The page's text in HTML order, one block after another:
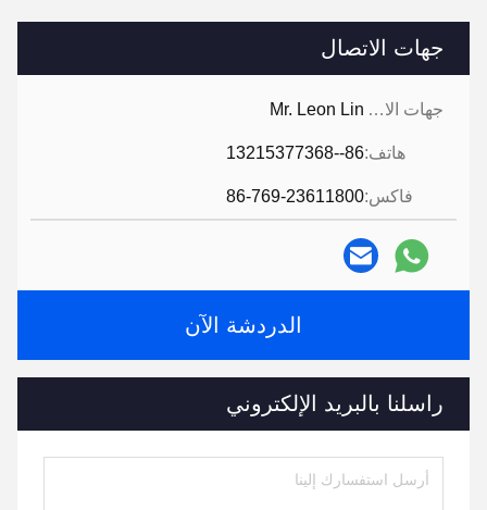
جهات الاتصال
جهات الاتصال: Mr. Leon Lin
هاتف:86--13215377368
فاكس:86-769-23611800
الدردشة الآن
راسلنا بالبريد الإلكتروني